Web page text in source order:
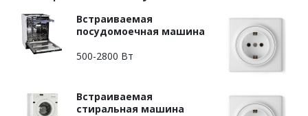
Встраиваемая
посудомоечная машина
500-2800 Вт
Встраиваемая
стиральная машина